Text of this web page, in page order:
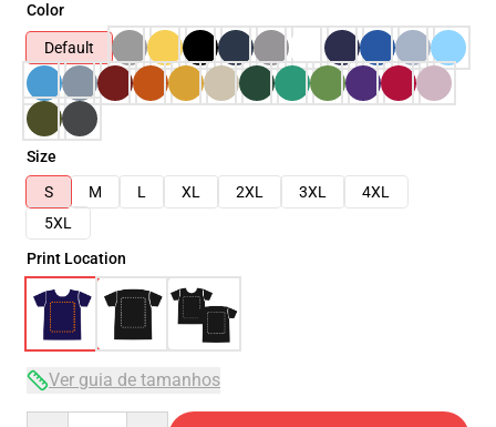
Color
Default
Size
S
M L XL 2XL 3XL
4XL
5XL
Print Location
Ver guia de tamanhos